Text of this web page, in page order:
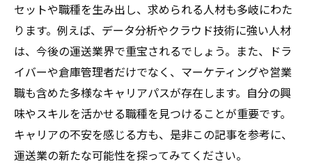
セットや職種を生み出し、求められる人材も多岐にわた
ります。例えば、データ分析やクラウド技術に強い人材
は、今後の運送業界で重宝されるでしょう。また、ドラ
イバーや倉庫管理者だけでなく、マーケティングや営業
職も含めた多様なキャリアパスが存在します。自分の興
味やスキルを活かせる職種を見つけることが重要です。
キャリアの不安を感じる方も、是非この記事を参考に、
運送業の新たな可能性を探ってみてください。